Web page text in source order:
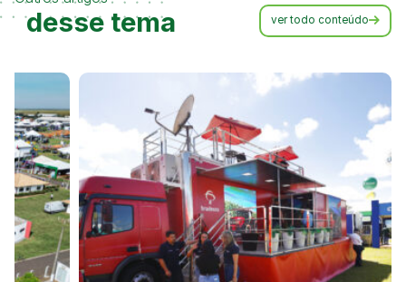
desse tema ver todo conteúdo